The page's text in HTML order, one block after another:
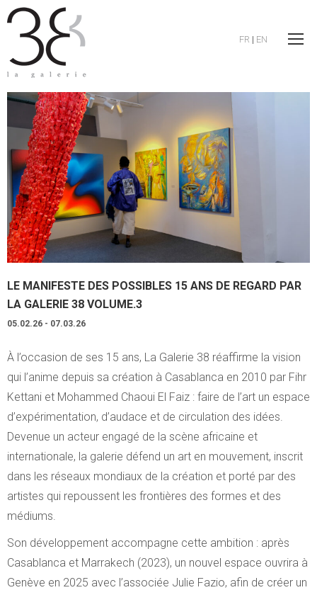
FR | EN
LE MANIFESTE DES POSSIBLES 15 ANS DE REGARD PAR
LA GALERIE 38 VOLUME.3
05.02.26 - 07.03.26
À l’occasion de ses 15 ans, La Galerie 38 réaffirme la vision
qui l’anime depuis sa création à Casablanca en 2010 par Fihr
Kettani et Mohammed Chaoui El Faiz : faire de l’art un espace
d’expérimentation, d’audace et de circulation des idées.
Devenue un acteur engagé de la scène africaine et
internationale, la galerie défend un art en mouvement, inscrit
dans les réseaux mondiaux de la création et porté par des
artistes qui repoussent les frontières des formes et des
médiums.
Son développement accompagne cette ambition : après
Casablanca et Marrakech (2023), un nouvel espace ouvrira à
Genève en 2025 avec l’associée Julie Fazio, afin de créer un